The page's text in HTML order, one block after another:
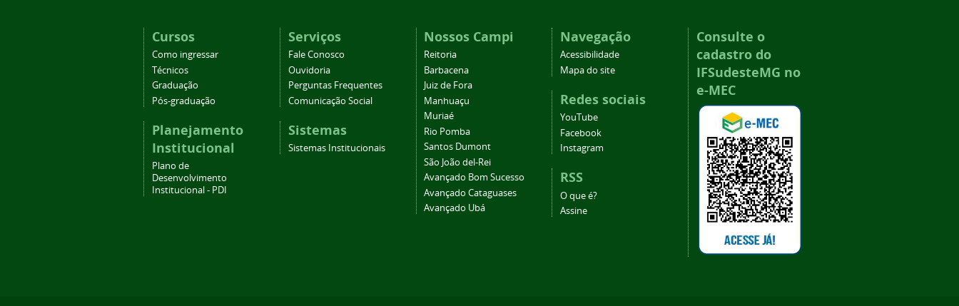
Cursos
Como ingressar
Técnicos
Graduação
Pós-graduação
Planejamento
Institucional
Plano de
Desenvolvimento
Institucional - PDI
Serviços
Fale Conosco
Ouvidoria
Perguntas Frequentes
Comunicação Social
Sistemas
Sistemas Institucionais
Nossos Campi
Reitoria
Barbacena
Juiz de Fora
Manhuaçu
Muriaé
Rio Pomba
Santos Dumont
São João del-Rei
Avançado Bom Sucesso
Avançado Cataguases
Avançado Ubá
Navegação
Acessibilidade
Mapa do site
Redes sociais
YouTube
Facebook
Instagram
RSS
O que é?
Assine
Consulte o
cadastro do
IFSudesteMG no
e-MEC